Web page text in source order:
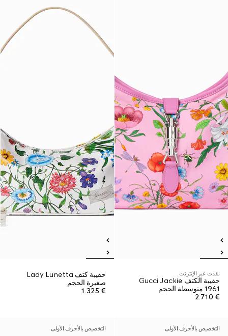
نفدت عبر الإنترنت
حقيبة الكتف Gucci Jackie
1961 متوسطة الحجم
€ 2.710
حقيبة كتف Lady Lunetta
صغيرة الحجم
€ 1.325
التخصيص بالأحرف الأولى التخصيص بالأحرف الأولى